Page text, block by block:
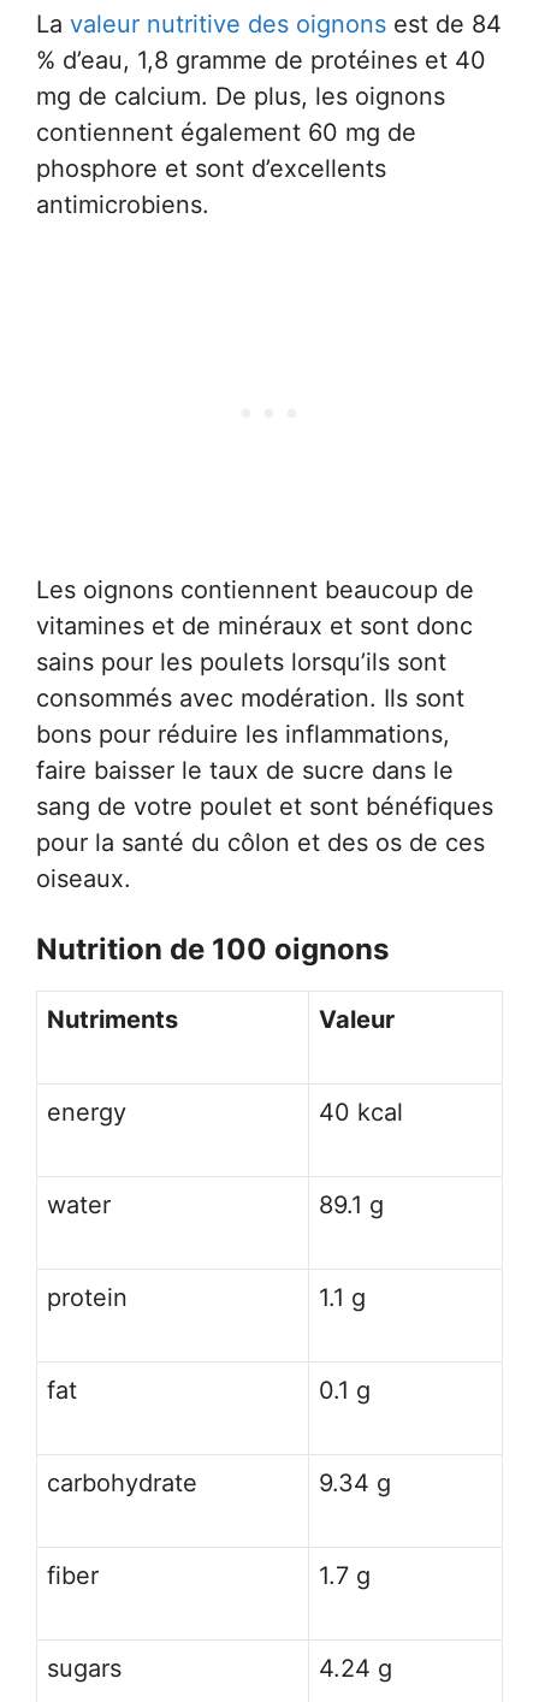
La valeur nutritive des oignons est de 84
% d’eau, 1,8 gramme de protéines et 40
mg de calcium. De plus, les oignons
contiennent également 60 mg de
phosphore et sont d’excellents
antimicrobiens.
Les oignons contiennent beaucoup de
vitamines et de minéraux et sont donc
sains pour les poulets lorsqu’ils sont
consommés avec modération. Ils sont
bons pour réduire les inflammations,
faire baisser le taux de sucre dans le
sang de votre poulet et sont bénéfiques
pour la santé du côlon et des os de ces
oiseaux.
Nutrition de 100 oignons
Nutriments Valeur
energy 40 kcal
water 89.1 g
protein 1.1 g
fat 0.1 g
carbohydrate 9.34 g
fiber 1.7 g
sugars 4.24 g